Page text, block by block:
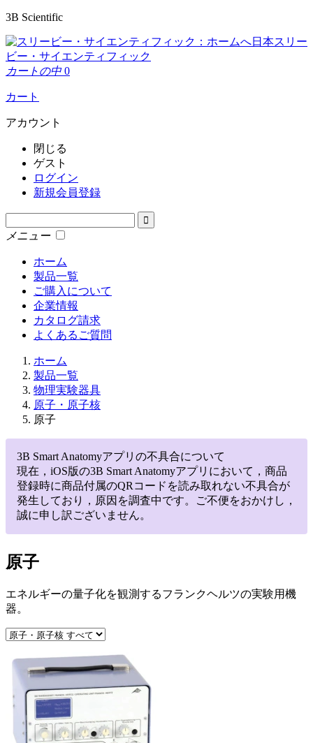
3B Scientific
日本スリー
ビー・サイエンティフィック
カートの中 0
カート
アカウント
閉じる
ゲスト
ログイン
新規会員登録
メニュー
ホーム
製品一覧
ご購入について
企業情報
カタログ請求
よくあるご質問
ホーム
製品一覧
物理実験器具
原子・原子核
原子
3B Smart Anatomyアプリの不具合について
現在，iOS版の3B Smart Anatomyアプリにおいて，商品
登録時に商品付属のQRコードを読み取れない不具合が
発生しており，原因を調査中です。ご不便をおかけし，
誠に申し訳ございません。
原子
エネルギーの量子化を観測するフランクヘルツの実験用機
器。